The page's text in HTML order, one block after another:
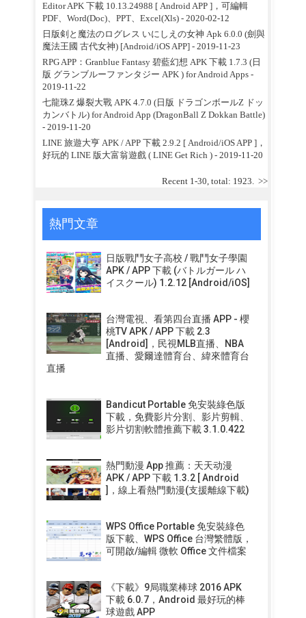
Editor APK 下載 10.13.24988 [ Android APP ]，可編輯
PDF、Word(Doc)、PPT、Excel(Xls)- 2020-02-12
日版剣と魔法のログレス いにしえの女神 Apk 6.0.0 (劍與
魔法王國 古代女神) [Android/iOS APP]- 2019-11-23
RPG APP：Granblue Fantasy 碧藍幻想 APK 下載 1.7.3 (日
版 グランブルーファンタジー APK ) for Android Apps -
2019-11-22
七龍珠Z 爆裂大戰 APK 4.7.0 (日版 ドラゴンボールZ ドッ
カンバトル) for Android App (DragonBall Z Dokkan Battle)
- 2019-11-20
LINE 旅遊大亨 APK / APP 下載 2.9.2 [ Android/iOS APP ]，
好玩的 LINE 版大富翁遊戲 ( LINE Get Rich )- 2019-11-20
Recent 1-30, total: 1923. >>
熱門文章
日版戰鬥女子高校 / 戰鬥女子學園
APK / APP 下載 (バトルガール ハ
イスクール) 1.2.12 [Android/iOS]
台灣電視、看第四台直播 APP - 櫻
桃TV APK / APP 下載 2.3
[Android]，民視MLB直播、NBA
直播、愛爾達體育台、緯來體育台
直播
Bandicut Portable 免安裝綠色版
下載，免費影片分割、影片剪輯、
影片切割軟體推薦下載 3.1.0.422
熱門動漫 App 推薦：天天动漫
APK / APP 下載 1.3.2 [ Android
]，線上看熱門動漫(支援離線下載)
WPS Office Portable 免安裝綠色
版下載、WPS Office 台灣繁體版，
可開啟/編輯 微軟 Office 文件檔案
《下載》9局職業棒球 2016 APK
下載 6.0.7，Android 最好玩的棒
球遊戲 APP